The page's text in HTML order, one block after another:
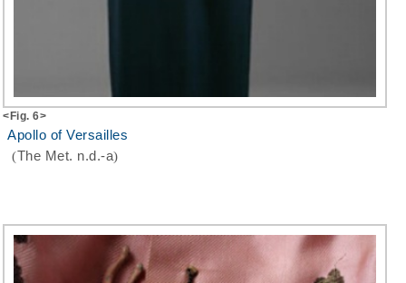
<Fig. 6>
Apollo of Versailles
(The Met. n.d.-a)